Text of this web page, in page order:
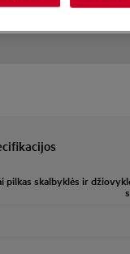
jūsų skalbimo mašiną
pilkas skalbyklės ir